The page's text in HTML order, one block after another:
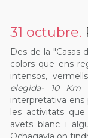
31 octubre.
Des de la "Casas
colors que ens
intensos,
elegida- 10
interpretativa
les activitats
avets blanc i